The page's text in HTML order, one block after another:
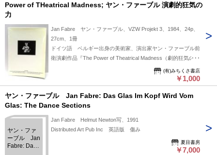
Power of THeatrical Madness; ヤン・ファーブル 演劇的狂気の
力
Jan Fabre ヤン・ファーブル、VZW Projekt 3、1984、24p、
27cm、1冊
ドイツ語 ベルギー出身の美術家、演出家ヤン・ファーブル前
衛演劇作品『The Power of Theatrical Madness（劇的狂気の
力）』のパンフレット 表紙少ヤケ 内部良好
(有)みちくさ書店
￥1,000
ヤン・ファーブル Jan Fabre: Das Glas Im Kopf Wird Vom
Glas: The Dance Sections
ヤン・ファ
ーブル Jan
Fabre: Das
Jan Fabre Helmut Newton写、1991
Distributed Art Pub Inc 英語版 傷み
夏目書房
￥7,000